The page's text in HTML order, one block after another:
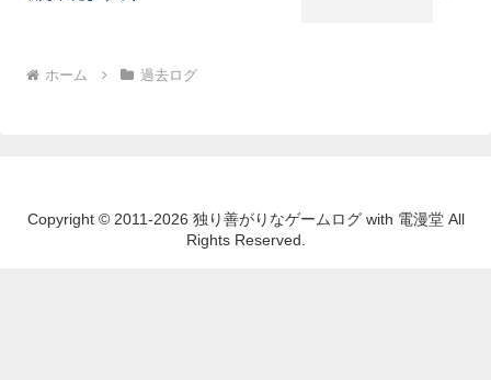
ホーム 過去ログ
Copyright © 2011-2026 独り善がりなゲームログ with 電漫堂 All
Rights Reserved.